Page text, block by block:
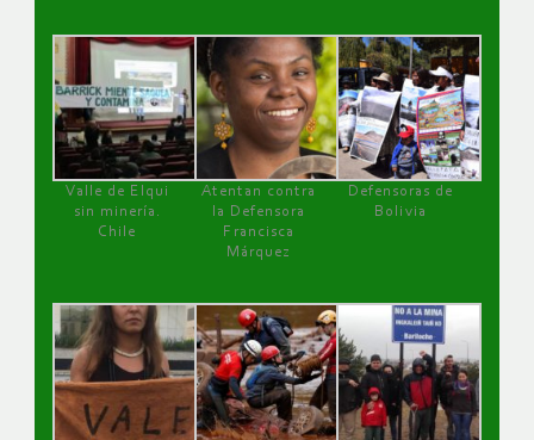
Valle de Elqui
sin minería.
Chile
Atentan contra
la Defensora
Francisca
Márquez
Defensoras de
Bolivia